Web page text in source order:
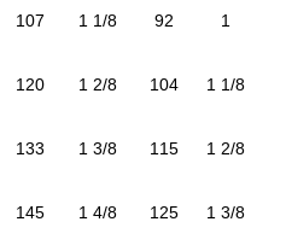
107 1 1/8 92 1
120 1 2/8 104 1 1/8
133 1 3/8 115 1 2/8
145 1 4/8 125 1 3/8